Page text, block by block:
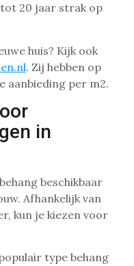
20 jaar strak op
huis? Kijk ook
. Zij hebben op
aanbieding per m2.
in
beschikbaar
Afhankelijk van
kun je kiezen voor
type behang